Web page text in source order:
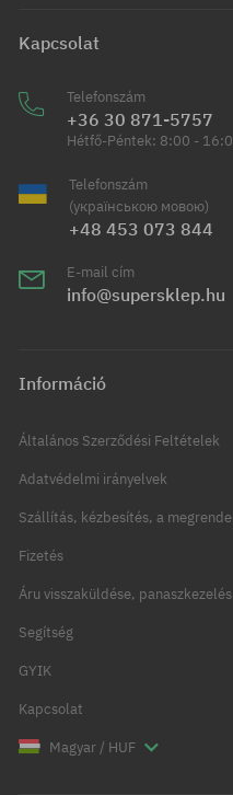
Kapcsolat
Telefonszám
+36 30 871-5757
Hétfő-Péntek: 8:00 -
Telefonszám
(українською мовою)
+48 453 073 844
E-mail cím
info@supersklep.hu
Információ
Általános Szerződési Feltételek
Adatvédelmi irányelvek
Szállítás, kézbesítés, a
Fizetés
Áru visszaküldése, panaszkezelés
Segítség
GYIK
Kapcsolat
Magyar / HUF